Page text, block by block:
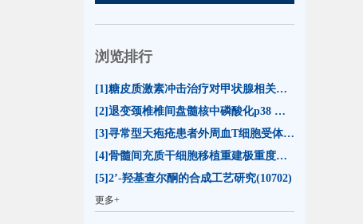
浏览排行
[1]糖皮质激素冲击治疗对甲状腺相关眼病患者泪膜脂质层厚度的影响(55078)
[2]退变颈椎椎间盘髓核中磷酸化p38 MAPK的表达(13274)
[3]寻常型天疱疮患者外周血T细胞受体β链可变区CDR3基因克隆谱型分析(11015)
[4]骨髓间充质干细胞移植重建极重度放射损伤小鼠造血功能(10747)
[5]2’-羟基查尔酮的合成工艺研究(10702)
更多+